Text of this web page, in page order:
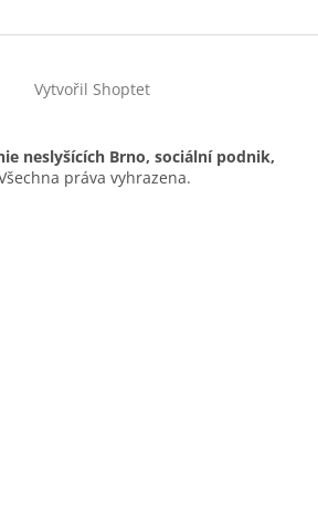
Vytvořil Shoptet
neslyšících Brno, sociální podnik,
práva vyhrazena.